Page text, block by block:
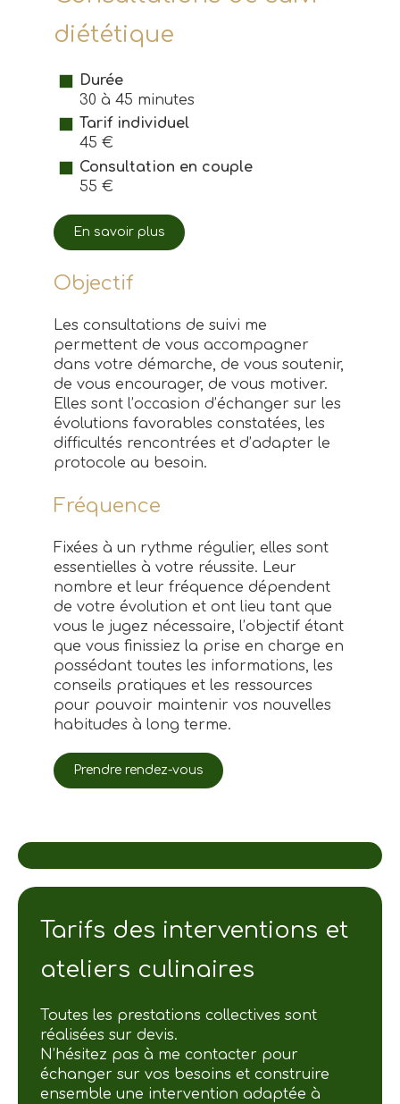
diététique
Durée
30 à 45 minutes
Tarif individuel
45 €
Consultation en couple
55 €
En savoir plus
Objectif
Les consultations de suivi me
permettent de vous accompagner
dans votre démarche, de vous soutenir,
de vous encourager, de vous motiver.
Elles sont l’occasion d’échanger sur les
évolutions favorables constatées, les
difficultés rencontrées et d’adapter le
protocole au besoin.
Fréquence
Fixées à un rythme régulier, elles sont
essentielles à votre réussite. Leur
nombre et leur fréquence dépendent
de votre évolution et ont lieu tant que
vous le jugez nécessaire, l’objectif étant
que vous finissiez la prise en charge en
possédant toutes les informations, les
conseils pratiques et les ressources
pour pouvoir maintenir vos nouvelles
habitudes à long terme.
Prendre rendez-vous
Tarifs des interventions et
ateliers culinaires
Toutes les prestations collectives sont
réalisées sur devis.
N’hésitez pas à me contacter pour
échanger sur vos besoins et construire
ensemble une intervention adaptée à